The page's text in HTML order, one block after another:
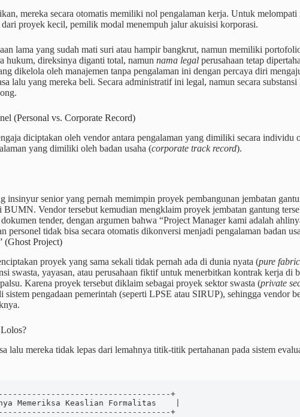
mereka secara otomatis memiliki nol pengalaman kerja. Untuk
dari proyek kecil, pemilik modal menempuh jalur akuisisi korporasi.
lama yang sudah mati suri atau hampir bangkrut, namun memiliki
hukum, direksinya diganti total, namun nama legalperusahaan tetap
dikelola oleh manajemen tanpa pengalaman ini dengan percaya diri
lalu yang mereka beli. Secara administratif ini legal, namun secara substansi
(Personal vs. Corporate Record)
diciptakan oleh vendor antara pengalaman yang dimiliki secara individu
yang dimiliki oleh badan usaha (corporate track record).
insinyur senior yang pernah memimpin proyek pembangunan jembatan
BUMN. Vendor tersebut kemudian mengklaim proyek jembatan gantung
tender, dengan argumen bahwa “Project Manager kami adalah
personel tidak bisa secara otomatis dikonversi menjadi pengalaman badan
(Ghost Project)
proyek yang sama sekali tidak pernah ada di dunia nyata (pure
swasta, yayasan, atau perusahaan fiktif untuk menerbitkan kontrak kerja di
Karena proyek tersebut diklaim sebagai proyek sektor swasta (private
pengadaan pemerintah (seperti LPSE atau SIRUP), sehingga vendor
lalu mereka tidak lepas dari lemahnya titik-titik pertahanan pada sistem
+
Memeriksa Keaslian Formalitas    |
+